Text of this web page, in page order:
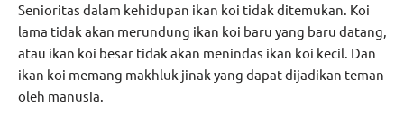
Senioritas dalam kehidupan ikan koi tidak ditemukan. Koi
lama tidak akan merundung ikan koi baru yang baru datang,
atau ikan koi besar tidak akan menindas ikan koi kecil. Dan
ikan koi memang makhluk jinak yang dapat dijadikan teman
oleh manusia.